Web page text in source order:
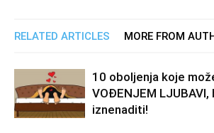
RELATED ARTICLES MORE FROM
10 oboljenja koje
VOĐENJEM
iznenaditi!